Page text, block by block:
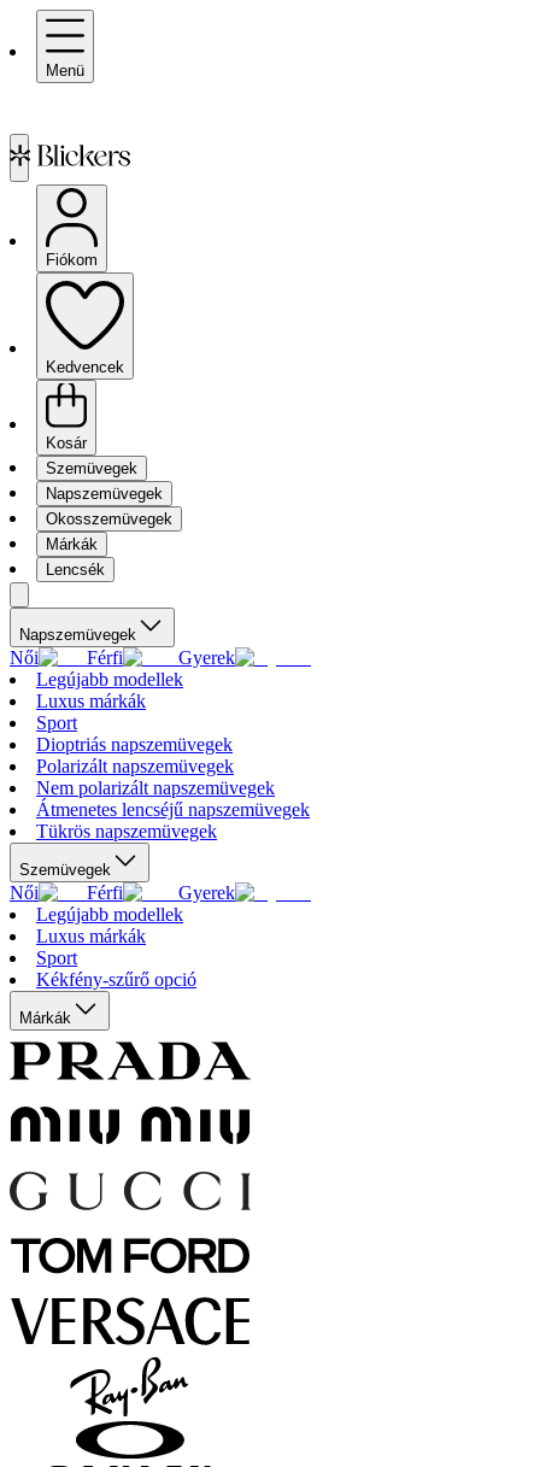
Menü
Fiókom
Kedvencek
Kosár
Szemüvegek
Napszemüvegek
Okosszemüvegek
Márkák
Lencsék
Napszemüvegek
Női Férfi
Gyerek
Legújabb modellek
Luxus márkák
Sport
Dioptriás napszemüvegek
Polarizált napszemüvegek
Nem polarizált napszemüvegek
Átmenetes lencséjű napszemüvegek
Tükrös napszemüvegek
Szemüvegek
Női Férfi
Gyerek
Legújabb modellek
Luxus márkák
Sport
Kékfény-szűrő opció
Márkák